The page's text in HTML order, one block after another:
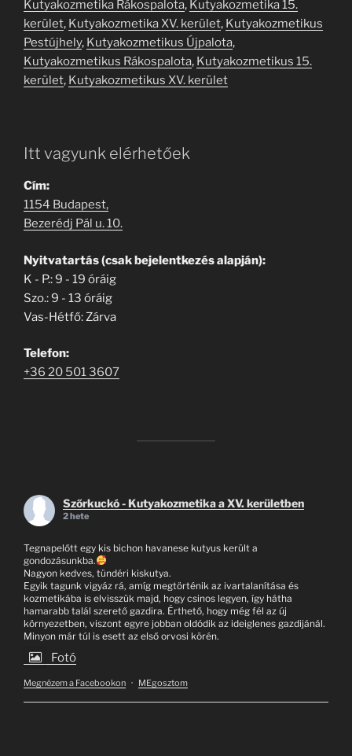
Kutyakozmetika Rákospalota, Kutyakozmetika 15.
kerület, Kutyakozmetika XV. kerület, Kutyakozmetikus
Pestújhely, Kutyakozmetikus Újpalota,
Kutyakozmetikus Rákospalota, Kutyakozmetikus 15.
kerület, Kutyakozmetikus XV. kerület
Itt vagyunk elérhetőek
Cím:
1154 Budapest,
Bezerédj Pál u. 10.
Nyitvatartás (csak bejelentkezés alapján):
K - P.: 9 - 19 óráig
Szo.: 9 - 13 óráig
Vas-Hétfő: Zárva
Telefon:
+36 20 501 3607
Szőrkuckó - Kutyakozmetika a XV. kerületben
2 hete
Tegnapelőtt egy kis bichon havanese kutyus került a
gondozásunkba.
Nagyon kedves, tündéri kiskutya.
Egyik tagunk vigyáz rá, amíg megtörténik az ivartalanítása és
kozmetikába is elvisszük majd, hogy csinos legyen, így hátha
hamarabb talál szerető gazdira. Érthető, hogy még fél az új
környezetben, viszont egyre jobban oldódik az ideiglenes gazdijánál.
Minyon már túl is esett az első orvosi körén.
Fotó
Megnézem a Facebookon · MEgosztom